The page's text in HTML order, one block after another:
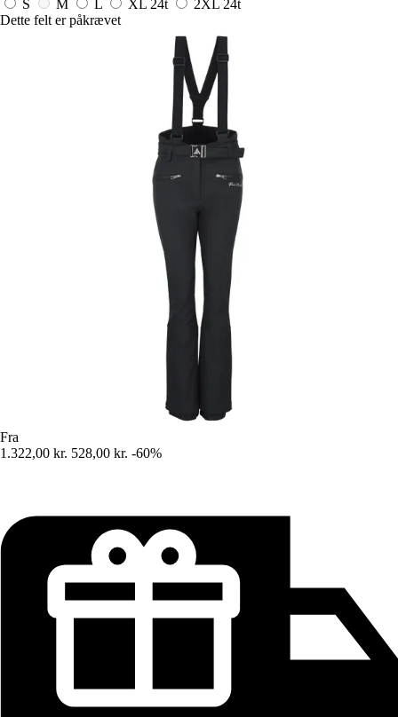
S
M L XL 24t 2XL 24t
Dette felt er påkrævet
Fra
1.322,00 kr. 528,00 kr. -60%